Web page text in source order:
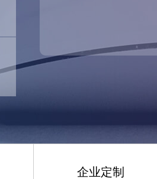
企业定制